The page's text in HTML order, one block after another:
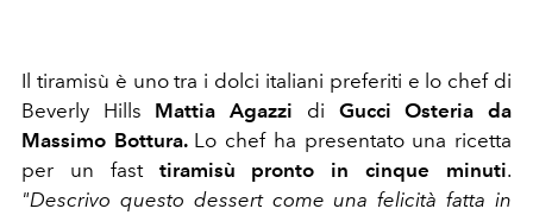
Il tiramisù è uno tra i dolci italiani preferiti e lo chef di
Beverly Hills Mattia Agazzi di Gucci Osteria da
Massimo Bottura. Lo chef ha presentato una ricetta
per un fast tiramisù pronto in cinque minuti.
"Descrivo questo dessert come una felicità fatta in